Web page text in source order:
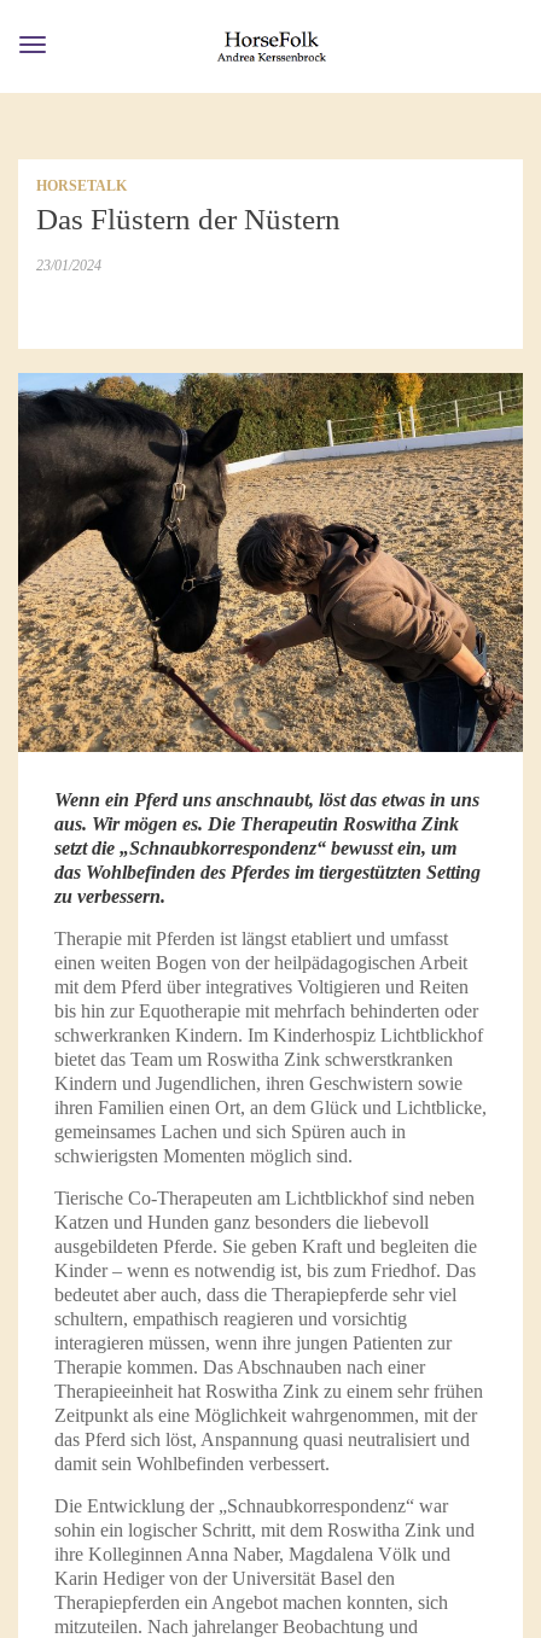
Toggle
HORSETALK
Das Flüstern der Nüstern
23/01/2024
Wenn ein Pferd uns anschnaubt, löst das etwas in uns
aus. Wir mögen es. Die Therapeutin Roswitha Zink
setzt die „Schnaubkorrespondenz“ bewusst ein, um
das Wohlbefinden des Pferdes im tiergestützten Setting
zu verbessern.
Therapie mit Pferden ist längst etabliert und umfasst
einen weiten Bogen von der heilpädagogischen Arbeit
mit dem Pferd über integratives Voltigieren und Reiten
bis hin zur Equotherapie mit mehrfach behinderten oder
schwerkranken Kindern. Im Kinderhospiz Lichtblickhof
bietet das Team um Roswitha Zink schwerstkranken
Kindern und Jugendlichen, ihren Geschwistern sowie
ihren Familien einen Ort, an dem Glück und Lichtblicke,
gemeinsames Lachen und sich Spüren auch in
schwierigsten Momenten möglich sind.
Tierische Co-Therapeuten am Lichtblickhof sind neben
Katzen und Hunden ganz besonders die liebevoll
ausgebildeten Pferde. Sie geben Kraft und begleiten die
Kinder – wenn es notwendig ist, bis zum Friedhof. Das
bedeutet aber auch, dass die Therapiepferde sehr viel
schultern, empathisch reagieren und vorsichtig
interagieren müssen, wenn ihre jungen Patienten zur
Therapie kommen. Das Abschnauben nach einer
Therapieeinheit hat Roswitha Zink zu einem sehr frühen
Zeitpunkt als eine Möglichkeit wahrgenommen, mit der
das Pferd sich löst, Anspannung quasi neutralisiert und
damit sein Wohlbefinden verbessert.
Die Entwicklung der „Schnaubkorrespondenz“ war
sohin ein logischer Schritt, mit dem Roswitha Zink und
ihre Kolleginnen Anna Naber, Magdalena Völk und
Karin Hediger von der Universität Basel den
Therapiepferden ein Angebot machen konnten, sich
mitzuteilen. Nach jahrelanger Beobachtung und